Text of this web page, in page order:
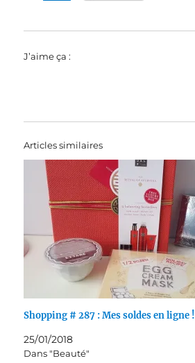
J’aime ça :
Articles similaires
Shopping # 287 : Mes soldes en ligne !
25/01/2018
Dans "Beauté"